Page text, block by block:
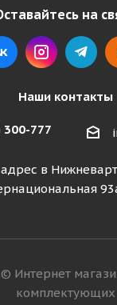
на
Наши контакты
300-777
адрес в
Интернет
комплектующих